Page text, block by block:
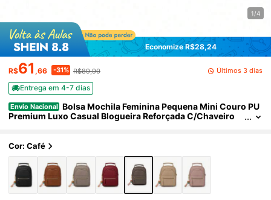
1/4
Economize R$28,24
R$61 ,66 -31% R$89,90 Últimos 3 dias
Entrega em 4-7 dias
Envio Nacional Bolsa Mochila Feminina Pequena Mini Couro PU
Premium Luxo Casual Blogueira Reforçada C/Chaveiro
Cor: Café